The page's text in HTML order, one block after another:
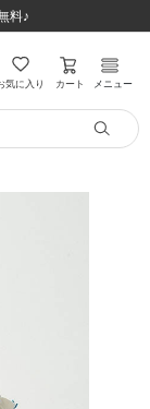
料♪
！！
料♪
！！
気に入り カート メニュー